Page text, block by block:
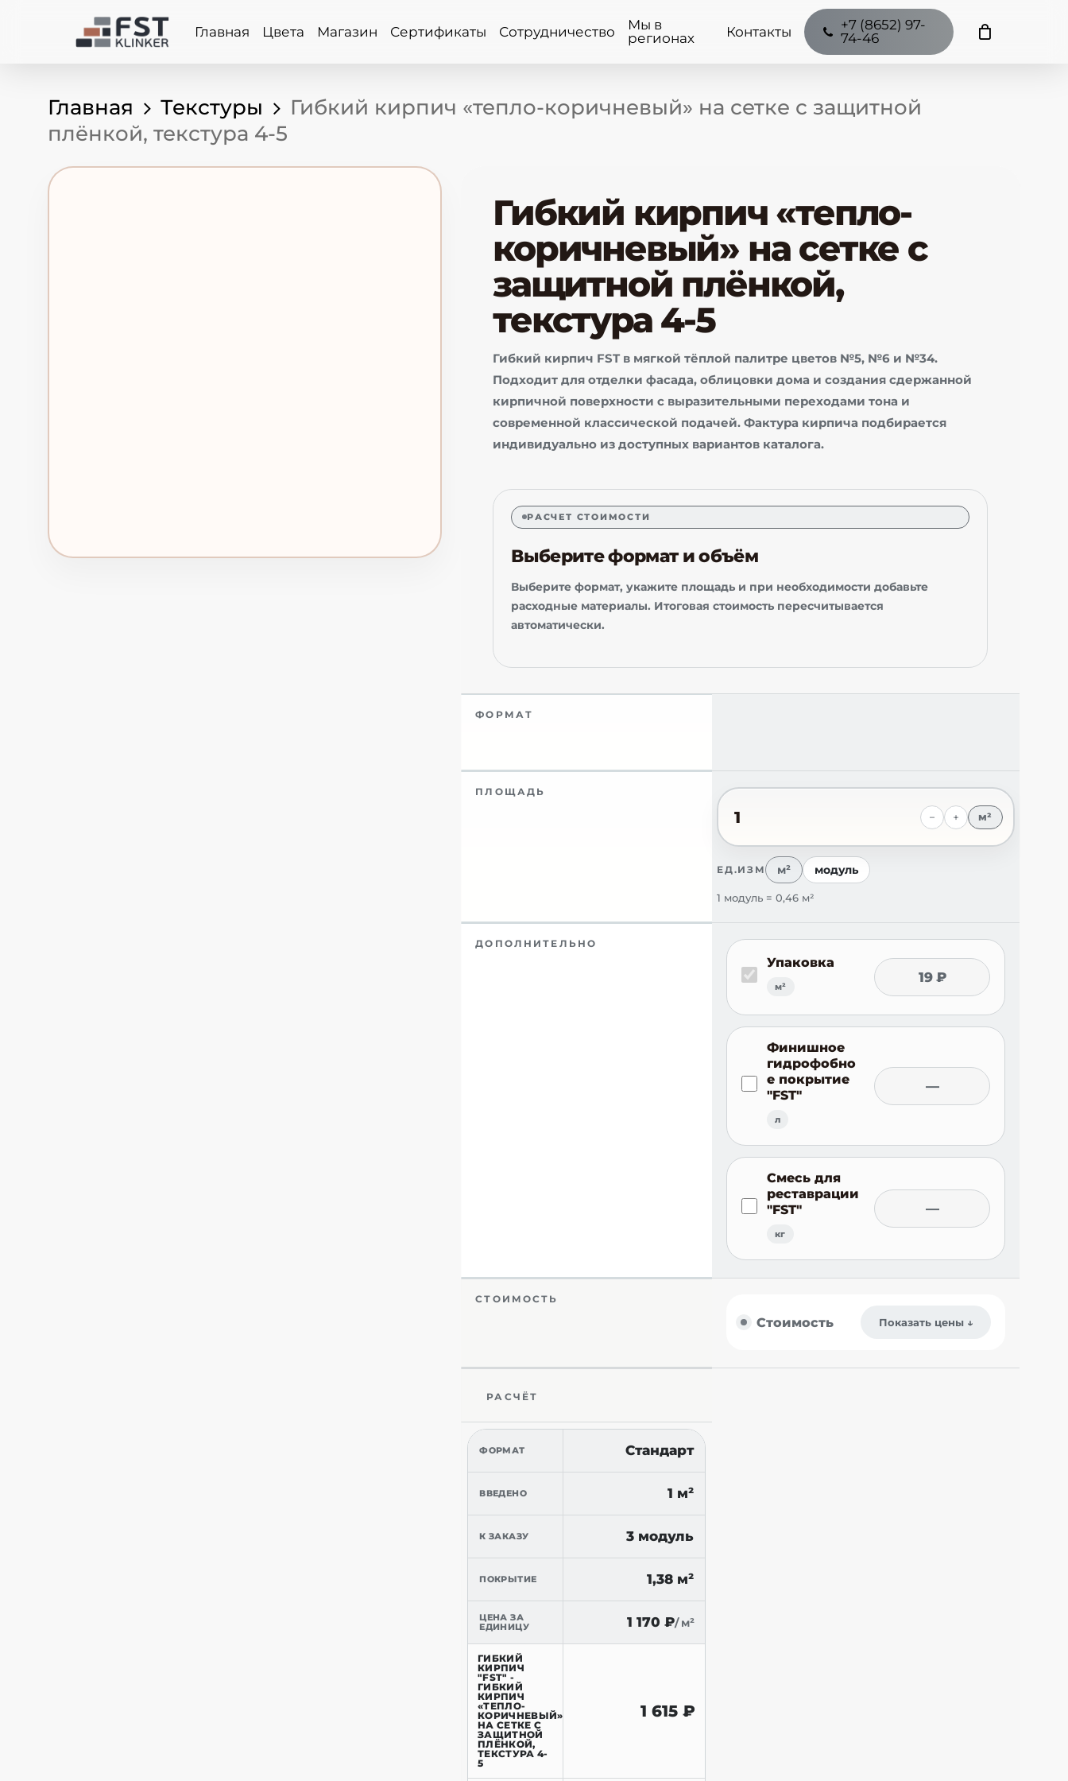
Главная Цвета Магазин Сертификаты Сотрудничество
Мы в
регионах
Контакты
+7 (8652) 97-
74-46
Главная Текстуры
Гибкий кирпич «тепло-коричневый» на сетке с защитной
плёнкой, текстура 4-5
Гибкий кирпич «тепло-
коричневый» на сетке с
защитной плёнкой,
текстура 4-5
Гибкий кирпич FST в мягкой тёплой палитре цветов №5, №6 и №34.
Подходит для отделки фасада, облицовки дома и создания сдержанной
кирпичной поверхности с выразительными переходами тона и
современной классической подачей. Фактура кирпича подбирается
индивидуально из доступных вариантов каталога.
РАСЧЕТ СТОИМОСТИ
Выберите формат и объём
Выберите формат, укажите площадь и при необходимости добавьте
расходные материалы. Итоговая стоимость пересчитывается
автоматически.
ФОРМАТ
ПЛОЩАДЬ
− + м²
ЕД.ИЗМ м² модуль
1 модуль = 0,46 м²
ДОПОЛНИТЕЛЬНО
Упаковка
м²
19 ₽
Финишное
гидрофобно
е покрытие
"FST"
л
—
Смесь для
реставрации
"FST"
кг
—
СТОИМОСТЬ
Стоимость Показать цены ↓
РАСЧЁТ
ФОРМАТ Стандарт
ВВЕДЕНО 1 м²
К ЗАКАЗУ 3 модуль
ПОКРЫТИЕ 1,38 м²
ЦЕНА ЗА
ЕДИНИЦУ
1 170 ₽/ м²
ГИБКИЙ
КИРПИЧ
"FST" -
ГИБКИЙ
КИРПИЧ
«ТЕПЛО-
КОРИЧНЕВЫЙ»
НА СЕТКЕ С
ЗАЩИТНОЙ
ПЛЁНКОЙ,
ТЕКСТУРА 4-
5
1 615₽